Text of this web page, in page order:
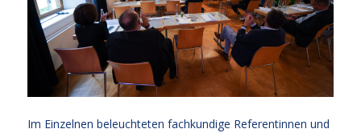
Im Einzelnen beleuchteten fachkundige Referentinnen und